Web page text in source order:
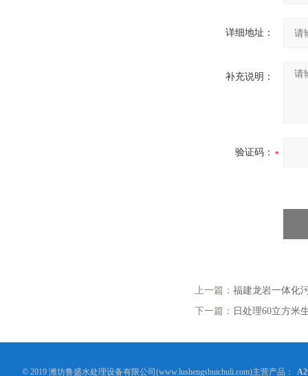
详细地址：
补充说明：
验证码：
上一篇： 福建龙岩一体化
下一篇： 日处理60立方米
© 2019 潍坊鲁盛水处理设备有限公司(www.lushengshuichuli.com)主营产品：